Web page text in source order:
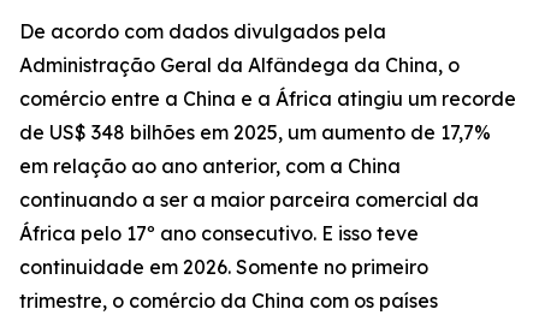
De acordo com dados divulgados pela
Administração Geral da Alfândega da China, o
comércio entre a China e a África atingiu um recorde
de US$ 348 bilhões em 2025, um aumento de 17,7%
em relação ao ano anterior, com a China
continuando a ser a maior parceira comercial da
África pelo 17º ano consecutivo. E isso teve
continuidade em 2026. Somente no primeiro
trimestre, o comércio da China com os países